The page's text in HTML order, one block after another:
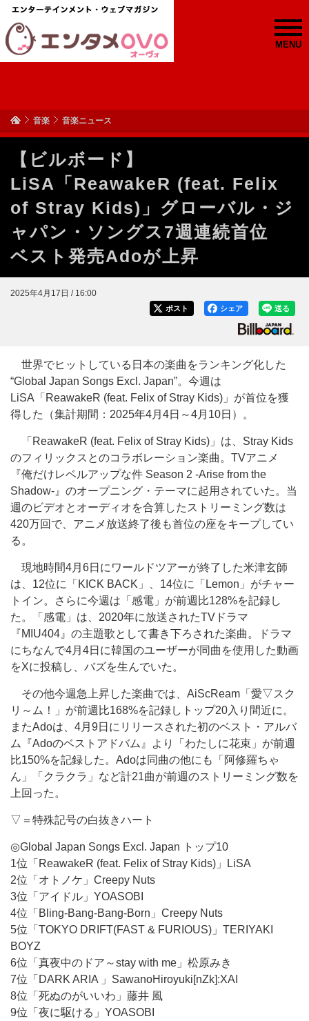
MENU
音楽 音楽ニュース
【ビルボード】
LiSA「ReawakeR (feat. Felix
of Stray Kids)」グローバル・ジ
ャパン・ソングス7週連続首位
ベスト発売Adoが上昇
2025年4月17日 / 16:00
送る
シェア
ポスト
世界でヒットしている日本の楽曲をランキング化した
“Global Japan Songs Excl. Japan”。今週は
LiSA「ReawakeR (feat. Felix of Stray Kids)」が首位を獲
得した（集計期間：2025年4月4日～4月10日）。
「ReawakeR (feat. Felix of Stray Kids)」は、Stray Kids
のフィリックスとのコラボレーション楽曲。TVアニメ
『俺だけレベルアップな件 Season 2 -Arise from the
Shadow-』のオープニング・テーマに起用されていた。当
週のビデオとオーディオを合算したストリーミング数は
420万回で、アニメ放送終了後も首位の座をキープしてい
る。
現地時間4月6日にワールドツアーが終了した米津玄師
は、12位に「KICK BACK」、14位に「Lemon」がチャー
トイン。さらに今週は「感電」が前週比128%を記録し
た。「感電」は、2020年に放送されたTVドラマ
『MIU404』の主題歌として書き下ろされた楽曲。ドラマ
にちなんで4月4日に韓国のユーザーが同曲を使用した動画
をXに投稿し、バズを生んでいた。
その他今週急上昇した楽曲では、AiScReam「愛▽スク
リ～ム！」が前週比168%を記録しトップ20入り間近に。
またAdoは、4月9日にリリースされた初のベスト・アルバ
ム『Adoのベストアドバム』より「わたしに花束」が前週
比150%を記録した。Adoは同曲の他にも「阿修羅ちゃ
ん」「クラクラ」など計21曲が前週のストリーミング数を
上回った。
▽＝特殊記号の白抜きハート
◎Global Japan Songs Excl. Japan トップ10
1位「ReawakeR (feat. Felix of Stray Kids)」LiSA
2位「オトノケ」Creepy Nuts
3位「アイドル」YOASOBI
4位「Bling-Bang-Bang-Born」Creepy Nuts
5位「TOKYO DRIFT(FAST & FURIOUS)」TERIYAKI
BOYZ
6位「真夜中のドア～stay with me」松原みき
7位「DARK ARIA 」SawanoHiroyuki[nZk]:XAI
8位「死ぬのがいいわ」藤井 風
9位「夜に駆ける」YOASOBI